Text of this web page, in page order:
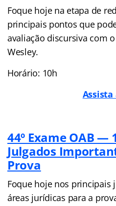
Foque hoje na etapa de
principais pontos que
avaliação discursiva com
Wesley.
Horário: 10h
Assista
44º Exame OAB —
Julgados
Prova
Foque hoje nos principais
áreas jurídicas para a